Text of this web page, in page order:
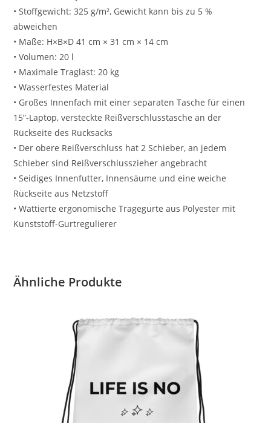
• Stoffgewicht: 325 g/m², Gewicht kann bis zu 5 %
abweichen
• Maße: H×B×D 41 cm × 31 cm × 14 cm
• Volumen: 20 l
• Maximale Traglast: 20 kg
• Wasserfestes Material
• Großes Innenfach mit einer separaten Tasche für einen
15”-Laptop, versteckte Reißverschlusstasche an der
Rückseite des Rucksacks
• Der obere Reißverschluss hat 2 Schieber, an jedem
Schieber sind Reißverschlusszieher angebracht
• Seidiges Innenfutter, Innensäume und eine weiche
Rückseite aus Netzstoff
• Wattierte ergonomische Tragegurte aus Polyester mit
Kunststoff-Gurtregulierer
Ähnliche Produkte